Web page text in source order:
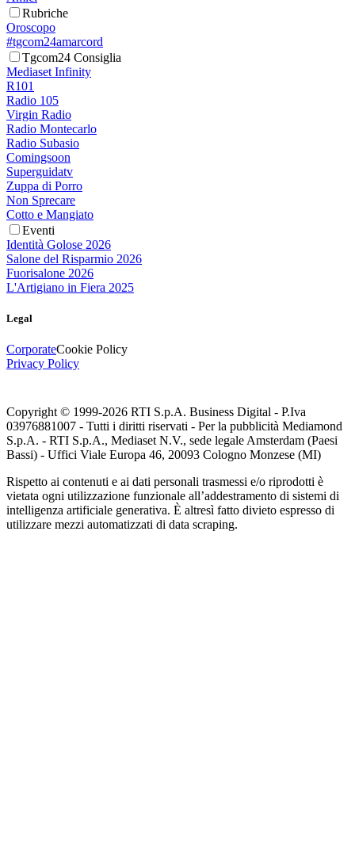
Rubriche
Oroscopo
#tgcom24amarcord
Tgcom24 Consiglia
Mediaset Infinity
R101
Radio 105
Virgin Radio
Radio Montecarlo
Radio Subasio
Comingsoon
Superguidatv
Zuppa di Porro
Non Sprecare
Cotto e Mangiato
Eventi
Identità Golose 2026
Salone del Risparmio 2026
Fuorisalone 2026
L'Artigiano in Fiera 2025
Legal
CorporateCookie Policy
Privacy Policy
Copyright © 1999-2026 RTI S.p.A. Business Digital - P.Iva
03976881007 - Tutti i diritti riservati - Per la pubblicità Mediamond
S.p.A. - RTI S.p.A., Mediaset N.V., sede legale Amsterdam (Paesi
Bassi) - Uffici Viale Europa 46, 20093 Cologno Monzese (MI)
Rispetto ai contenuti e ai dati personali trasmessi e/o riprodotti è
vietata ogni utilizzazione funzionale all’addestramento di sistemi di
intelligenza artificiale generativa. È altresì fatto divieto espresso di
utilizzare mezzi automatizzati di data scraping.